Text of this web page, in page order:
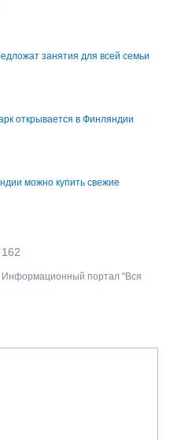
занятия для всей семьи
открывается в Финляндии
можно купить свежие
162
Информационный портал "Вся